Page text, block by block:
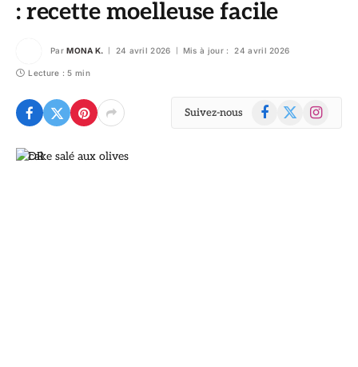
: recette moelleuse facile
Par MONA K. 24 avril 2026 Mis à jour : 24 avril 2026
Lecture : 5 min
Suivez-nous Facebook
X
Instagram
© DR